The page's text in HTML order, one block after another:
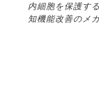
内細胞を保護す
知機能改善のメ